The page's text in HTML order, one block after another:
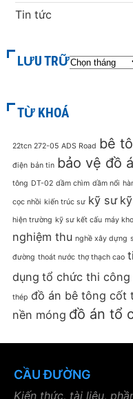
Tin tức
LƯU TRỮ
TỪ KHOÁ
22tcn 272-05 ADS Road bê
điện bản tin bảo vệ đồ
tông DT-02 dầm chìm dầm nổi
cọc nhồi kiến trúc sư kỹ sư
hiện trường kỹ sư kết cấu máy
nghiệm thu nghề xây dựng
đường thoát nước thợ thạch cao
dụng tổ chức thi công
thép đồ án bê tông cốt
nền móng đồ án tổ
CẦU ĐƯỜNG
Kiến thức, tài liệu,